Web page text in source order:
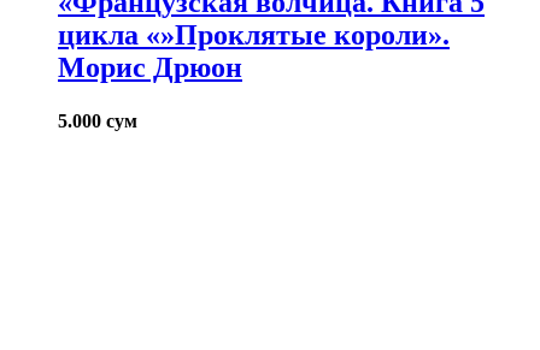
цикла «»Проклятые короли».
Морис Дрюон
5.000 сум